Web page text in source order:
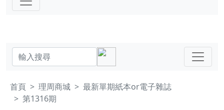
首頁 理周商城
最新單期紙本or電子雜誌
第1316期